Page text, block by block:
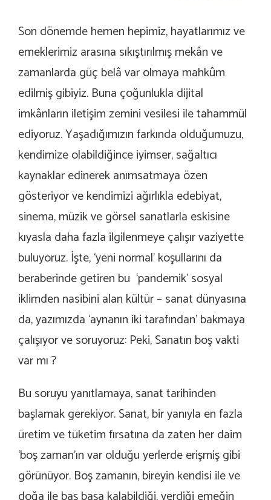
Son dönemde hemen hepimiz, hayatlarımız ve
emeklerimiz arasına sıkıştırılmış mekân ve
zamanlarda güç belâ var olmaya mahkûm
edilmiş gibiyiz. Buna çoğunlukla dijital
imkânların iletişim zemini vesilesi ile tahammül
ediyoruz. Yaşadığımızın farkında olduğumuzu,
kendimize olabildiğince iyimser, sağaltıcı
kaynaklar edinerek anımsatmaya özen
gösteriyor ve kendimizi ağırlıkla edebiyat,
sinema, müzik ve görsel sanatlarla eskisine
kıyasla daha fazla ilgilenmeye çalışır vaziyette
buluyoruz. İşte, ‘yeni normal’ koşullarını da
beraberinde getiren bu ‘pandemik’ sosyal
iklimden nasibini alan kültür – sanat dünyasına
da, yazımızda ‘aynanın iki tarafından’ bakmaya
çalışıyor ve soruyoruz: Peki,Sanatın boş vakti
var mı ?
Bu soruyu yanıtlamaya, sanat tarihinden
başlamak gerekiyor. Sanat, bir yanıyla en fazla
üretim ve tüketim fırsatına da zaten her daim
‘boş zaman’ın var olduğu yerlerde erişmiş gibi
görünüyor. Boş zamanın, bireyin kendisi ile ve